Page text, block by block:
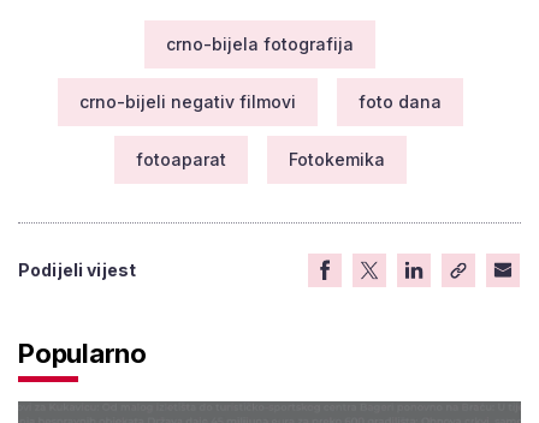
crno-bijela fotografija
crno-bijeli negativ filmovi foto dana
fotoaparat Fotokemika
Podijeli vijest
Popularno